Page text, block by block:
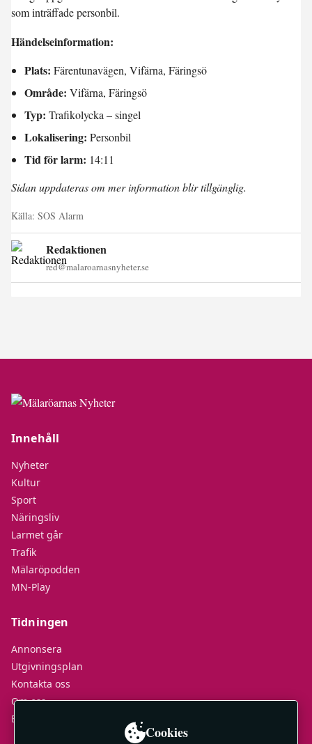
som inträffade personbil.
Händelseinformation:
Plats: Färentunavägen, Vifärna, Färingsö
Område: Vifärna, Färingsö
Typ: Trafikolycka – singel
Lokalisering: Personbil
Tid för larm: 14:11
Sidan uppdateras om mer information blir tillgänglig.
Källa: SOS Alarm
Redaktionen
red@malaroarnasnyheter.se
Innehåll
Nyheter
Kultur
Sport
Näringsliv
Larmet går
Trafik
Mälaröpodden
MN-Play
Tidningen
Annonsera
Utgivningsplan
Kontakta oss
Om oss
E-tidningar
Cookies